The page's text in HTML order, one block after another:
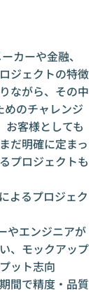
カーや金融、
ジェクトの特徴
ながら、その中
めのチャレンジ
お客様としても
だ明確に定まっ
プロジェクトも
よるプロジェク
やエンジニアが
、モックアップ
ット志向
間で精度・品質